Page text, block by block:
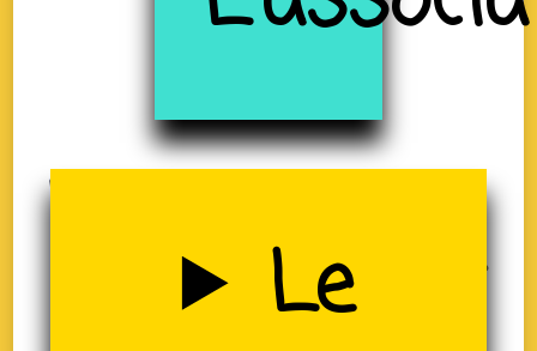
Uzerche
Le